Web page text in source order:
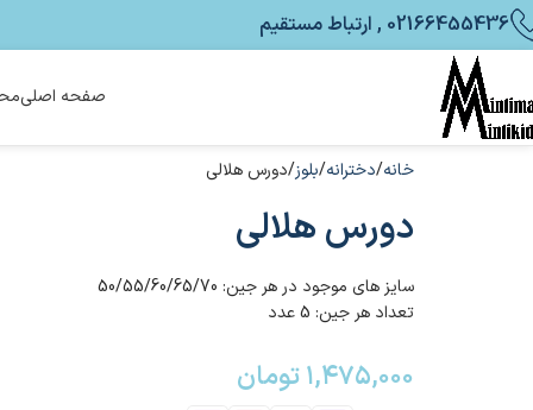
02166455436 , ارتباط مستقیم
صفحه اصلی
خانه دخترانه بلوز دورس هلالی
دورس هلالی
سایز های موجود در هر جین: 50/55/60/65/70
تعداد هر جین: 5 عدد
۱,۴۷۵,۰۰۰تومان